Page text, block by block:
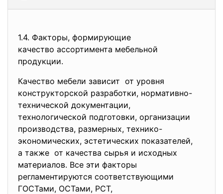
1.4. Факторы, формирующие
качество ассортимента мебельной
продукции.
Качество мебели зависит от уровня
конструкторской разработки, нормативно-
технической документации,
технологической подготовки, организации
производства, размерных, технико-
экономических, эстетических показателей,
а также от качества сырья и исходных
материалов. Все эти факторы
регламентируются соответствующими
ГОСТами, ОСТами, РСТ,